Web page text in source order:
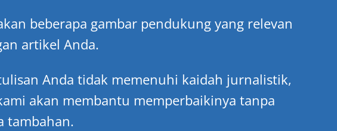
beberapa gambar pendukung yang relevan
artikel Anda.
Anda tidak memenuhi kaidah jurnalistik,
akan membantu memperbaikinya tanpa
tambahan.